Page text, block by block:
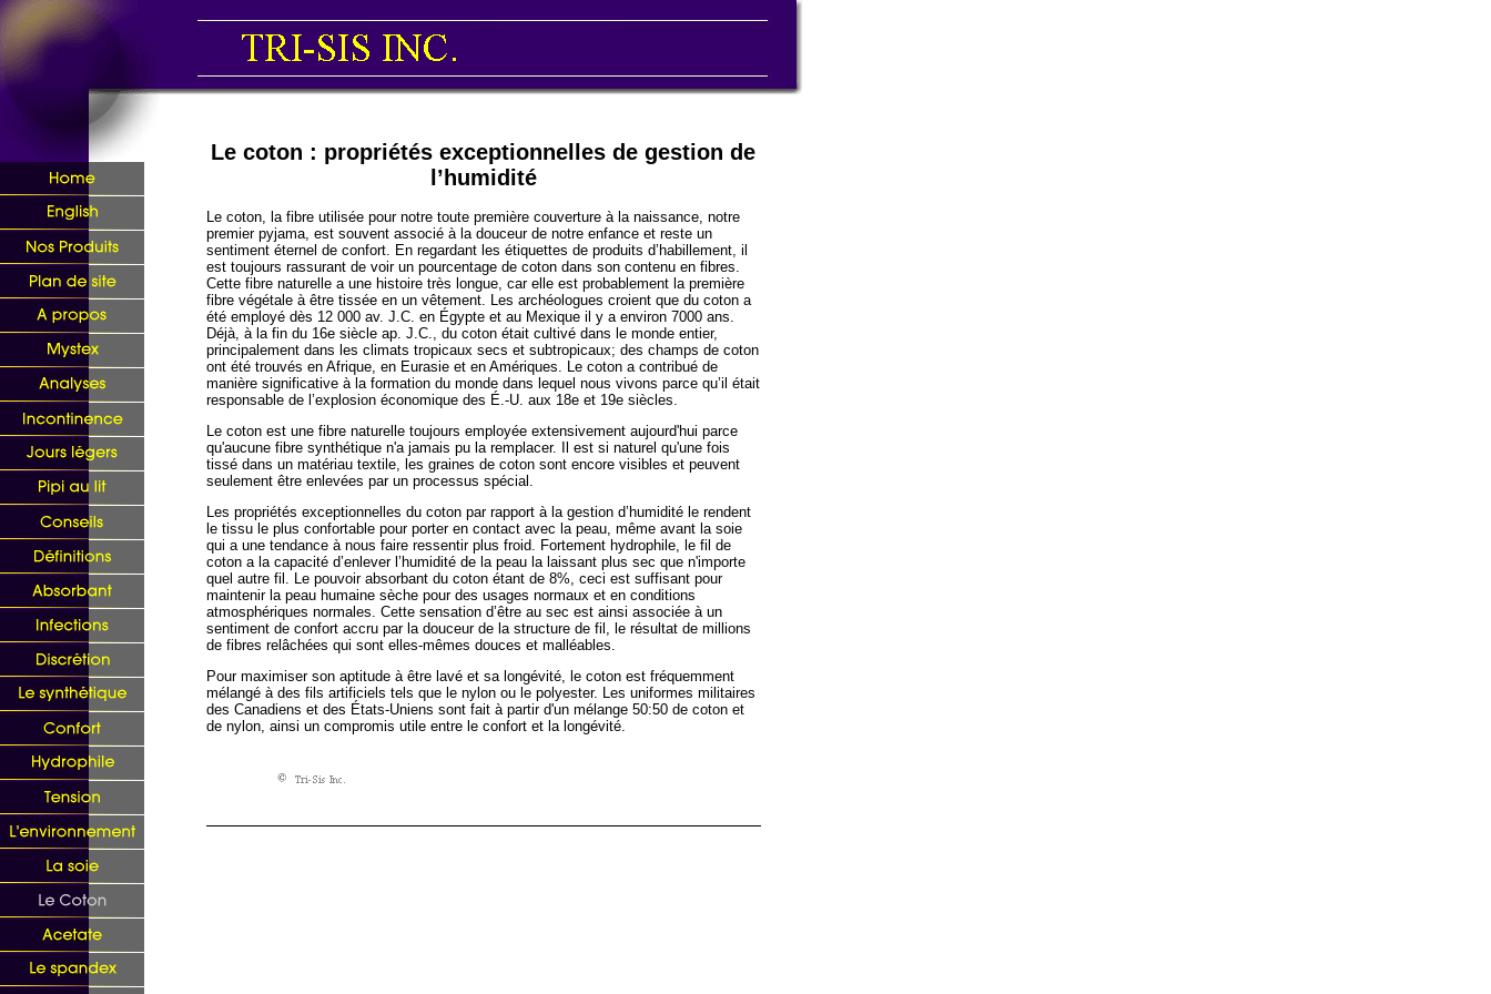
Le coton : propriétés exceptionnelles de gestion de
l’humidité
Le coton, la fibre utilisée pour notre toute première couverture à la naissance, notre
premier pyjama, est souvent associé à la douceur de notre enfance et reste un
sentiment éternel de confort. En regardant les étiquettes de produits d’habillement, il
est toujours rassurant de voir un pourcentage de coton dans son contenu en fibres.
Cette fibre naturelle a une histoire très longue, car elle est probablement la première
fibre végétale à être tissée en un vêtement. Les archéologues croient que du coton a
été employé dès 12 000 av. J.C. en Égypte et au Mexique il y a environ 7000 ans.
Déjà, à la fin du 16e siècle ap. J.C., du coton était cultivé dans le monde entier,
principalement dans les climats tropicaux secs et subtropicaux; des champs de coton
ont été trouvés en Afrique, en Eurasie et en Amériques. Le coton a contribué de
manière significative à la formation du monde dans lequel nous vivons parce qu’il était
responsable de l’explosion économique des É.-U. aux 18e et 19e siècles.
Le coton est une fibre naturelle toujours employée extensivement aujourd'hui parce
qu'aucune fibre synthétique n'a jamais pu la remplacer. Il est si naturel qu'une fois
tissé dans un matériau textile, les graines de coton sont encore visibles et peuvent
seulement être enlevées par un processus spécial.
Les propriétés exceptionnelles du coton par rapport à la gestion d’humidité le rendent
le tissu le plus confortable pour porter en contact avec la peau, même avant la soie
qui a une tendance à nous faire ressentir plus froid. Fortement hydrophile, le fil de
coton a la capacité d’enlever l’humidité de la peau la laissant plus sec que n'importe
quel autre fil. Le pouvoir absorbant du coton étant de 8%, ceci est suffisant pour
maintenir la peau humaine sèche pour des usages normaux et en conditions
atmosphériques normales. Cette sensation d’être au sec est ainsi associée à un
sentiment de confort accru par la douceur de la structure de fil, le résultat de millions
de fibres relâchées qui sont elles-mêmes douces et malléables.
Pour maximiser son aptitude à être lavé et sa longévité, le coton est fréquemment
mélangé à des fils artificiels tels que le nylon ou le polyester. Les uniformes militaires
des Canadiens et des États-Uniens sont fait à partir d'un mélange 50:50 de coton et
de nylon, ainsi un compromis utile entre le confort et la longévité.